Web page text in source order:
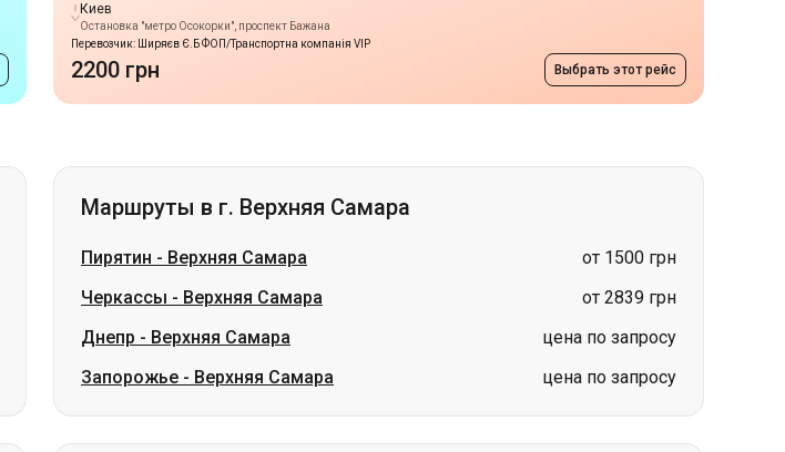
Киев
Остановка "метро Осокорки", проспект Бажана
Перевозчик: Ширяєв Є.Б ФОП/Транспортна компанія VIP
2200 грн Выбрать этот рейс
Маршруты в г. Верхняя Самара
Пирятин - Верхняя Самара
от 1500 грн
Черкассы - Верхняя Самара
от 2839 грн
Днепр - Верхняя Самара
цена по запросу
Запорожье - Верхняя Самара цена по запросу